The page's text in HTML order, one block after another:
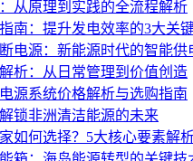
从原理到实践的全流程解析
南：提升发电效率的3大关
电源：新能源时代的智能供
析：从日常管理到价值创造
源系统价格解析与选购指南
锁非洲清洁能源的未来
如何选择？5大核心要素解